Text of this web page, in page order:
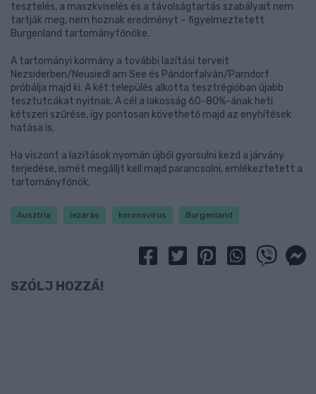
tesztelés, a maszkviselés és a távolságtartás szabályait nem
tartják meg, nem hoznak eredményt – figyelmeztetett
Burgenland tartományfőnöke.
A tartományi kormány a további lazítási terveit
Nezsiderben/Neusiedl am See és Pándorfalván/Parndorf
próbálja majd ki. A két település alkotta tesztrégióban újabb
tesztutcákat nyitnak. A cél a lakosság 60-80%-ának heti
kétszeri szűrése, így pontosan követhető majd az enyhítések
hatása is.
Ha viszont a lazítások nyomán újból gyorsulni kezd a járvány
terjedése, ismét megálljt kell majd parancsolni, emlékeztetett a
tartományfőnök.
Ausztria lezárás koronavírus Burgenland
SZÓLJ HOZZÁ!